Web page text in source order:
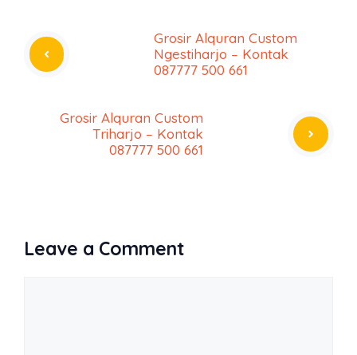
Grosir Alquran Custom
Ngestiharjo – Kontak
087777 500 661
Grosir Alquran Custom
Triharjo – Kontak
087777 500 661
Leave a Comment